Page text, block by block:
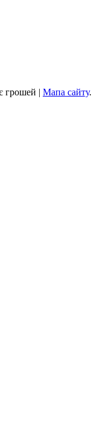
грошей | Мапа сайту.